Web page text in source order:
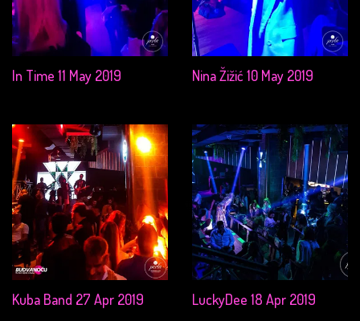
In Time 11 May 2019 Nina Žižić 10 May 2019
Kuba Band 27 Apr 2019 LuckyDee 18 Apr 2019